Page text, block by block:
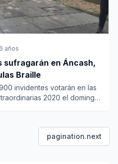
años
sufragarán en Áncash,
Braille
invidentes votarán en las
2020 el domingo
pagination.next